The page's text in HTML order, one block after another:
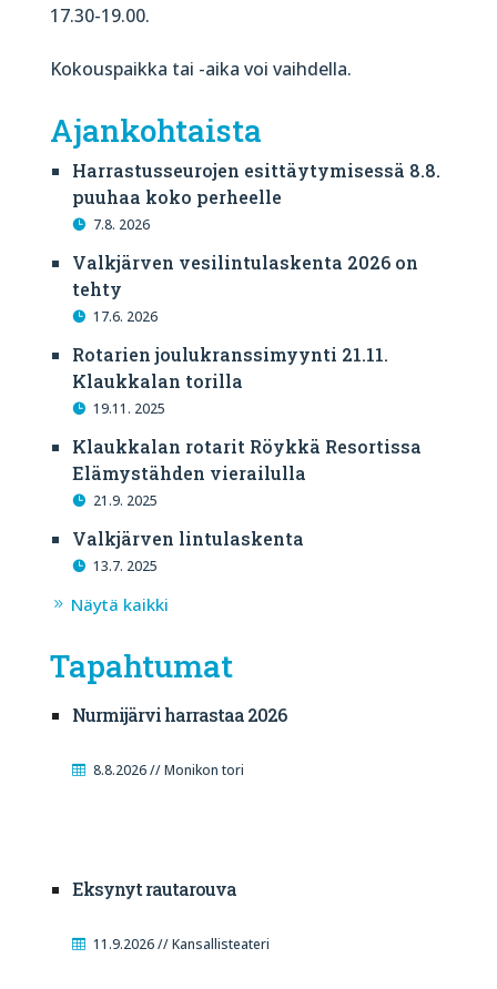
17.30-19.00.
Kokouspaikka tai -aika voi vaihdella.
Ajankohtaista
Harrastusseurojen esittäytymisessä 8.8.
puuhaa koko perheelle
7.8. 2026
Valkjärven vesilintulaskenta 2026 on
tehty
17.6. 2026
Rotarien joulukranssimyynti 21.11.
Klaukkalan torilla
19.11. 2025
Klaukkalan rotarit Röykkä Resortissa
Elämystähden vierailulla
21.9. 2025
Valkjärven lintulaskenta
13.7. 2025
Näytä kaikki
Tapahtumat
Nurmijärvi harrastaa 2026
8.8.2026 // Monikon tori
Eksynyt rautarouva
11.9.2026 // Kansallisteateri